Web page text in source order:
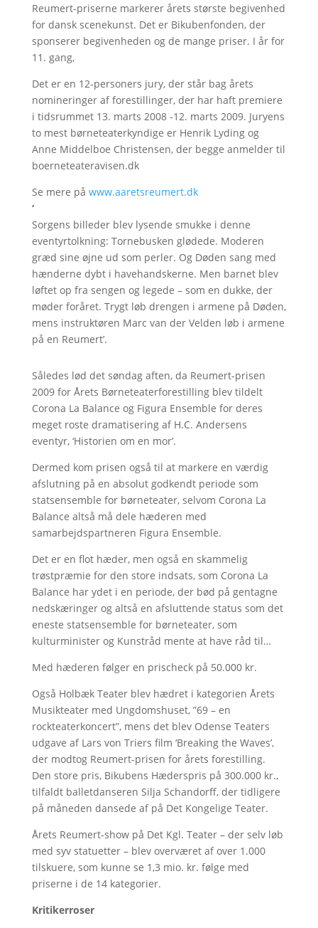
Reumert-priserne markerer årets største begivenhed
for dansk scenekunst. Det er Bikubenfonden, der
sponserer begivenheden og de mange priser. I år for
11. gang,
Det er en 12-personers jury, der står bag årets
nomineringer af forestillinger, der har haft premiere
i tidsrummet 13. marts 2008 -12. marts 2009. Juryens
to mest børneteaterkyndige er Henrik Lyding og
Anne Middelboe Christensen, der begge anmelder til
boerneteateravisen.dk
Se mere på www.aaretsreumert.dk
‘
Sorgens billeder blev lysende smukke i denne
eventyrtolkning: Tornebusken glødede. Moderen
græd sine øjne ud som perler. Og Døden sang med
hænderne dybt i havehandskerne. Men barnet blev
løftet op fra sengen og legede – som en dukke, der
møder foråret. Trygt løb drengen i armene på Døden,
mens instruktøren Marc van der Velden løb i armene
på en Reumert’.
Således lød det søndag aften, da Reumert-prisen
2009 for Årets Børneteaterforestilling blev tildelt
Corona La Balance og Figura Ensemble for deres
meget roste dramatisering af H.C. Andersens
eventyr, ‘Historien om en mor’.
Dermed kom prisen også til at markere en værdig
afslutning på en absolut godkendt periode som
statsensemble for børneteater, selvom Corona La
Balance altså må dele hæderen med
samarbejdspartneren Figura Ensemble.
Det er en flot hæder, men også en skammelig
trøstpræmie for den store indsats, som Corona La
Balance har ydet i en periode, der bød på gentagne
nedskæringer og altså en afsluttende status som det
eneste statsensemble for børneteater, som
kulturminister og Kunstråd mente at have råd til…
Med hæderen følger en prischeck på 50.000 kr.
Også Holbæk Teater blev hædret i kategorien Årets
Musikteater med Ungdomshuset, ”69 – en
rockteaterkoncert”, mens det blev Odense Teaters
udgave af Lars von Triers film ‘Breaking the Waves’,
der modtog Reumert-prisen for årets forestilling.
Den store pris, Bikubens Hæderspris på 300.000 kr.,
tilfaldt balletdanseren Silja Schandorff, der tidligere
på måneden dansede af på Det Kongelige Teater.
Årets Reumert-show på Det Kgl. Teater – der selv løb
med syv statuetter – blev overværet af over 1.000
tilskuere, som kunne se 1,3 mio. kr. følge med
priserne i de 14 kategorier.
Kritikerroser